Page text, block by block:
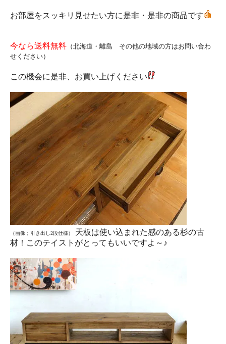
お部屋をスッキリ見せたい方に是非・是非の商品です
今なら送料無料 （北海道・離島 その他の地域の方はお問い合わ
せください）
この機会に是非、お買い上げください
（画像；引き出し2段仕様）
天板は使い込まれた感のある杉の古
材！このテイストがとってもいいですよ～♪